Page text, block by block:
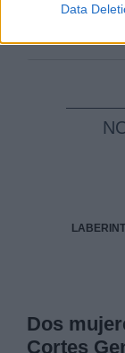
Data
mi
Dos
Cortes